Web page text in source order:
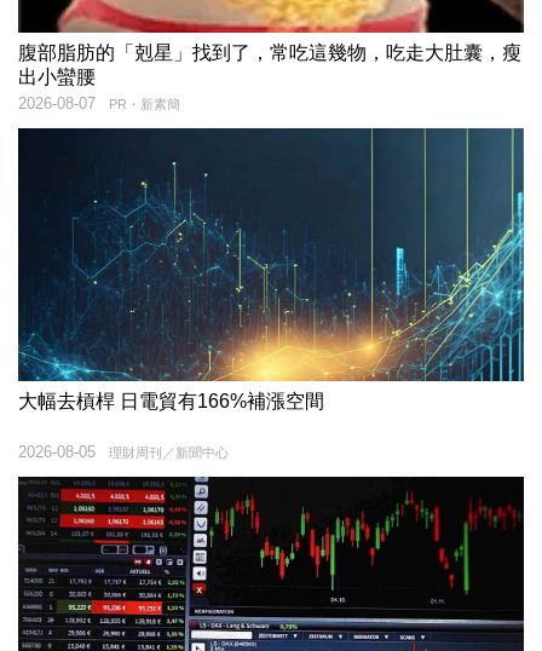
腹部脂肪的「剋星」找到了，常吃這幾物，吃走大肚囊，瘦
出小蠻腰
PR・新素簡
2026-08-07
大幅去槓桿 日電貿有166%補漲空間
理財周刊／新聞中心
2026-08-05